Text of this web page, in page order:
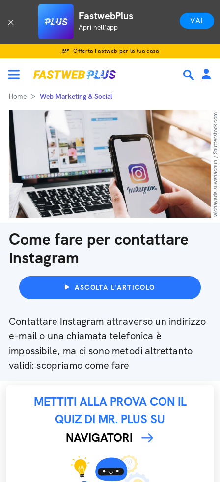
FastwebPlus
Apri nell'app
VAI
Offerta Fastweb per la tua casa
Home Web Marketing & Social
Come fare per contattare
Instagram
ASCOLTA L'ARTICOLO
Contattare Instagram attraverso un indirizzo
e-mail o una chiamata telefonica è
impossibile, ma ci sono metodi altrettanto
validi: scopriamo come fare
wichayada suwanachun / Shutterstock.com
METTITI ALLA PROVA CON IL
QUIZ DI MR. PLUS SU
NAVIGATORI